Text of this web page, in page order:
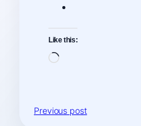
Like this:
Loading…
Previous post